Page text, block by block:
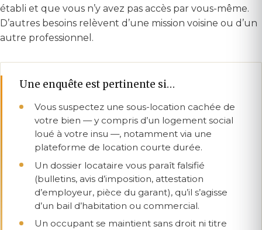
établi et que vous n’y avez pas accès par vous-même.
D’autres besoins relèvent d’une mission voisine ou d’un
autre professionnel.
Une enquête est pertinente si…
Vous suspectez une sous-location cachée de
votre bien — y compris d’un logement social
loué à votre insu —, notamment via une
plateforme de location courte durée.
Un dossier locataire vous paraît falsifié
(bulletins, avis d’imposition, attestation
d’employeur, pièce du garant), qu’il s’agisse
d’un bail d’habitation ou commercial.
Un occupant se maintient sans droit ni titre